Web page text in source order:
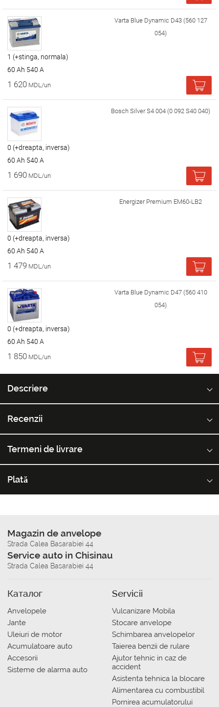
Varta Blue Dynamic D43 (560 127
054)
1 (+stinga, normala)
60 Ah 540 A
1 620 MDL/un
Bosch Silver S4 004 (0 092 S40 040)
0 (+dreapta, inversa)
60 Ah 540 A
1 690 MDL/un
Energizer Premium EM60-LB2
0 (+dreapta, inversa)
60 Ah 540 A
1 479 MDL/un
Varta Blue Dynamic D47 (560 410
054)
0 (+dreapta, inversa)
60 Ah 540 A
1 850 MDL/un
Descriere
Recenzii
Termeni de livrare
Plată
Magazin de anvelope
Strada Calea Basarabiei 44
Service auto in Chisinau
Strada Calea Basarabiei 44
Каталог
Anvelopele
Jante
Uleiuri de motor
Acumulatoare auto
Accesorii
Sisteme de alarma auto
Servicii
Vulcanizare Mobila
Stocare anvelope
Schimbarea anvelopelor
Taierea benzii de rulare
Ajutor tehnic in caz de
accident
Asistenta tehnica la blocare
Alimentarea cu combustibil
Pornirea acumulatorului